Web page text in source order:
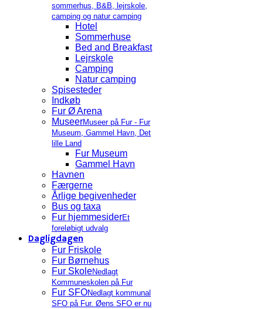
sommerhus, B&B, lejrskole,
camping og natur camping
Hotel
Sommerhuse
Bed and Breakfast
Lejrskole
Camping
Natur camping
Spisesteder
Indkøb
Fur Ø Arena
MuseerMuseer på Fur - Fur
Museum, Gammel Havn, Det
lille Land
Fur Museum
Gammel Havn
Havnen
Færgerne
Årlige begivenheder
Bus og taxa
Fur hjemmesiderEt
foreløbigt udvalg
Dagligdagen
Fur Friskole
Fur Børnehus
Fur SkoleNedlagt
Kommuneskolen på Fur
Fur SFONedlagt kommunal
SFO på Fur. Øens SFO er nu